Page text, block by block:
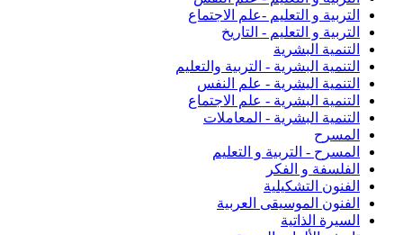
التربية و التعليم -علم الاجتماع
التربية و التعليم - التاريخ
التنمية البشرية
التنمية البشرية - التربية والتعليم
التنمية اليشرية - علم النفس
التنمية البشرية - علم الاجتماع
التنمية البشرية - المعاملات
المسرح
المسرح - التربية و التعليم
الفلسفة و الفكر
الفنون التشكيلية
الفنون الموسيقى العربية
السيرة الذاتية